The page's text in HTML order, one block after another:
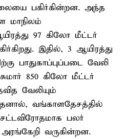
பகிர்கின்றன. அந்த
மாநிலம்
97 கிலோ மீட்டர்
இதில், 3 ஆயிரத்து
பாதுகாப்புப்படை வேலி
850 கிலோ மீட்டர்
வேலியும்
வங்காளதேசத்தில்
சட்டவிரோதமாக பலர்
வருகின்றன.